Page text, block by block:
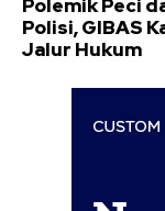
Polemik Peci
Polisi, GIBAS
Jalur Hukum